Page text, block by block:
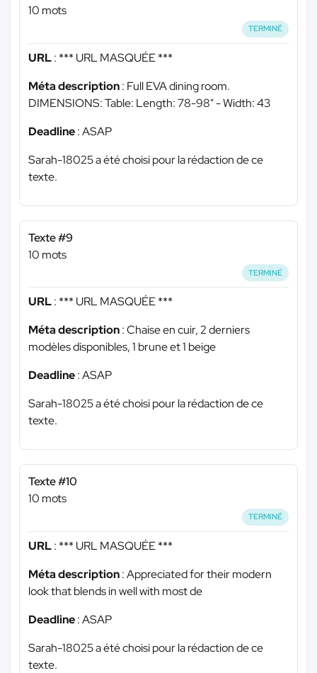
10 mots
TERMINÉ
URL: *** URL MASQUÉE ***
Méta description: Full EVA dining room.
DIMENSIONS: Table: Length: 78-98" - Width: 43
Deadline: ASAP
Sarah-18025 a été choisi pour la rédaction de ce
texte.
Texte #9
10 mots
TERMINÉ
URL: *** URL MASQUÉE ***
Méta description: Chaise en cuir, 2 derniers
modèles disponibles, 1 brune et 1 beige
Deadline: ASAP
Sarah-18025 a été choisi pour la rédaction de ce
texte.
Texte #10
10 mots
TERMINÉ
URL: *** URL MASQUÉE ***
Méta description: Appreciated for their modern
look that blends in well with most de
Deadline: ASAP
Sarah-18025 a été choisi pour la rédaction de ce
texte.